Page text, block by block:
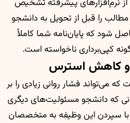
نرم‌افزارهای پیشرفته تشخیص
را قبل از تحویل به دانشجو
شود که پایان‌نامه شما کاملاً
کپی‌برداری ناخواسته است.
و کاهش استرس
که می‌تواند فشار روانی زیادی را بر
که دانشجو مسئولیت‌های دیگری
با سپردن این وظیفه به متخصصان